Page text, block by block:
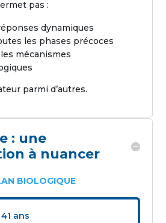
pas :
dynamiques
les phases précoces
mécanismes
parmi d’autres.
: une
à nuancer
BIOLOGIQUE
ans